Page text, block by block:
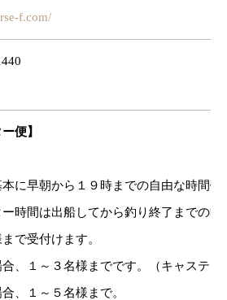
f.com/
便】
本に早朝から１９時までの自由な時間
ー時間は出船してから釣り終了までの
で受付けます。
、１～３名様までです。（キャスティ
、１～５名様まで。